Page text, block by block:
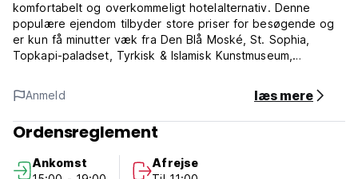
komfortabelt og overkommeligt hotelalternativ. Denne
populære ejendom tilbyder store priser for besøgende og
er kun få minutter væk fra Den Blå Moské, St. Sophia,
Topkapi-paladset, Tyrkisk & Islamisk Kunstmuseum,
Krydderimarked, Byzantinske bymure, Grand Bazaar og
andre vigtige punkter. Istanbul er en unik destination, der
kan prale af en hæsblæsende fusion af antikke og moderne
højdepunkter, og byder på et væld af fantastiske minder,
Anmeld læs mere
Ordensreglement
Ankomst
Afrejse